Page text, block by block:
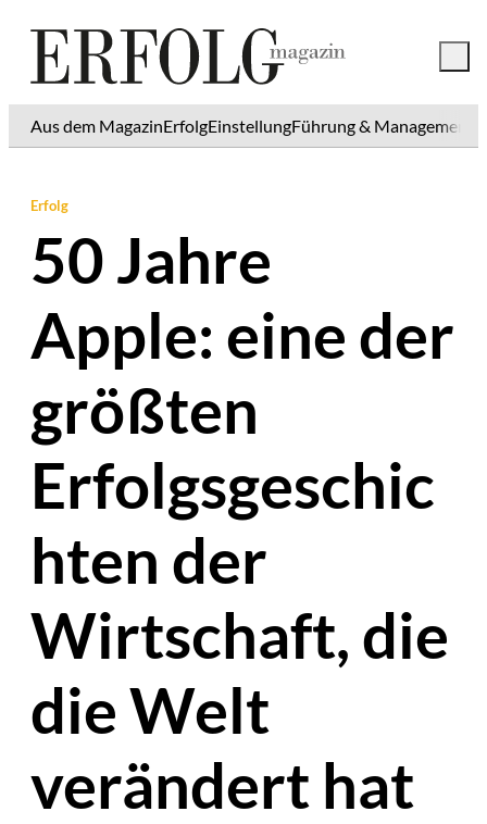
Aus dem MagazinErfolgEinstellungFührung & Management
Erfolg
50 Jahre
Apple: eine der
größten
Erfolgsgeschic
hten der
Wirtschaft, die
die Welt
verändert hat